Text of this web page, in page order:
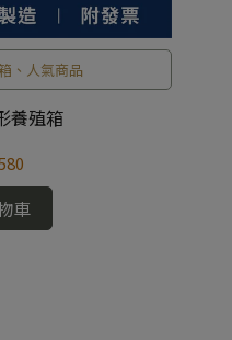
、人氣商品
養殖箱
車